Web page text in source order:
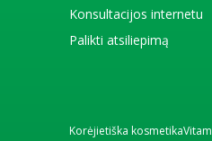
Konsultacijos internetu
Palikti atsiliepimą
Korėjietiška kosmetika